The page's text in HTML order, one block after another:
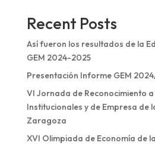
Recent Posts
Así fueron los resultados de la
GEM 2024-2025
Presentación Informe GEM
VI Jornada de Reconocimiento
Institucionales y de Empresa de
Zaragoza
XVI Olimpiada de Economía de